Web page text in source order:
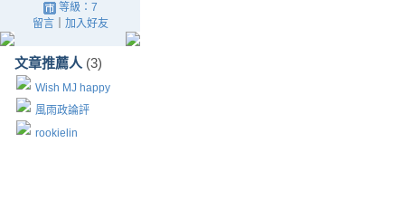
等級：7
留言｜ 加入好友
文章推薦人 (3)
Wish MJ happy
風雨政論評
rookielin